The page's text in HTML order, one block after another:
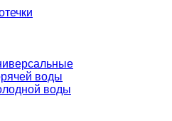
воды
воды